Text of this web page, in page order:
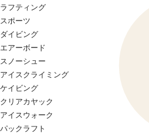
ラフティング
スポーツ
ダイビング
エアーボード
スノーシュー
アイスクライミング
ケイビング
クリアカヤック
アイスウォーク
パックラフト